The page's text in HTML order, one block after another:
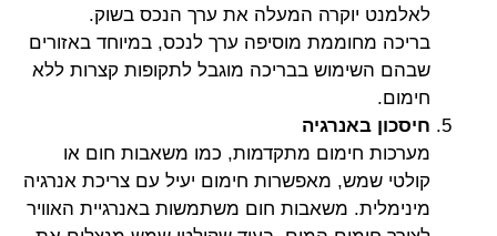
לאלמנט יוקרה המעלה את ערך הנכס בשוק.
בריכה מחוממת מוסיפה ערך לנכס, במיוחד באזורים
שבהם השימוש בבריכה מוגבל לתקופות קצרות ללא
חימום.
חיסכון באנרגיה
מערכות חימום מתקדמות, כמו משאבות חום או
קולטי שמש, מאפשרות חימום יעיל עם צריכת אנרגיה
מינימלית. משאבות חום משתמשות באנרגיית האוויר